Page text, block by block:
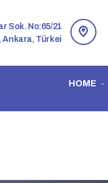
Sok. No:65/21
Ankara, Türkei
HOME